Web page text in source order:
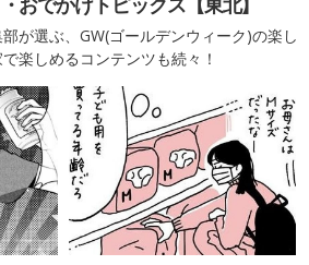
が選ぶ、GW(ゴールデンウィーク)の楽し
楽しめるコンテンツも続々！